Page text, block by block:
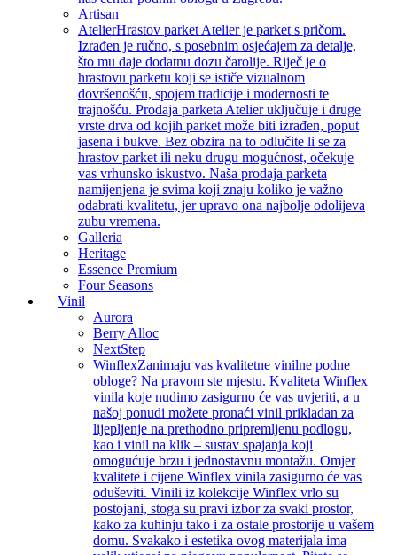
Artisan
AtelierHrastov parket Atelier je parket s pričom.
Izrađen je ručno, s posebnim osjećajem za detalje,
što mu daje dodatnu dozu čarolije. Riječ je o
hrastovu parketu koji se ističe vizualnom
dovršenošću, spojem tradicije i modernosti te
trajnošću. Prodaja parketa Atelier uključuje i druge
vrste drva od kojih parket može biti izrađen, poput
jasena i bukve. Bez obzira na to odlučite li se za
hrastov parket ili neku drugu mogućnost, očekuje
vas vrhunsko iskustvo. Naša prodaja parketa
namijenjena je svima koji znaju koliko je važno
odabrati kvalitetu, jer upravo ona najbolje odolijeva
zubu vremena.
Galleria
Heritage
Essence Premium
Four Seasons
Vinil
Aurora
Berry Alloc
NextStep
WinflexZanimaju vas kvalitetne vinilne podne
obloge? Na pravom ste mjestu. Kvaliteta Winflex
vinila koje nudimo zasigurno će vas uvjeriti, a u
našoj ponudi možete pronaći vinil prikladan za
lijepljenje na prethodno pripremljenu podlogu,
kao i vinil na klik – sustav spajanja koji
omogućuje brzu i jednostavnu montažu. Omjer
kvalitete i cijene Winflex vinila zasigurno će vas
oduševiti. Vinili iz kolekcije Winflex vrlo su
postojani, stoga su pravi izbor za svaki prostor,
kako za kuhinju tako i za ostale prostorije u vašem
domu. Svakako i estetika ovog materijala ima